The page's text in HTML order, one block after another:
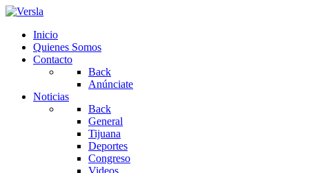
Inicio
Quienes Somos
Contacto
Back
Anúnciate
Noticias
Back
General
Tijuana
Deportes
Congreso
Videos